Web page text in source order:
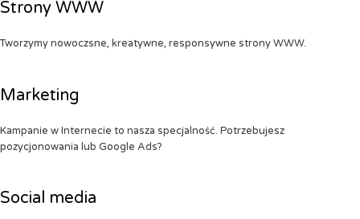
Strony WWW
Tworzymy nowoczsne, kreatywne, responsywne strony WWW.
Marketing
Kampanie w Internecie to nasza specjalność. Potrzebujesz
pozycjonowania lub Google Ads?
Social media